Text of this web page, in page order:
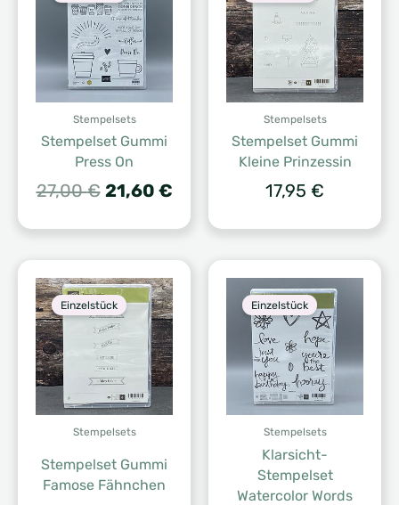
Stempelsets
Stempelset Gummi
Press On
27,00€ Ursprünglicher
27,00 €
21,60 €Aktueller
21,60 €.
Stempelsets
Stempelset Gummi
Kleine Prinzessin
17,95 €
Einzelstück
Stempelsets
Stempelset Gummi
Famose Fähnchen
Einzelstück
Stempelsets
Klarsicht-
Stempelset
Watercolor Words